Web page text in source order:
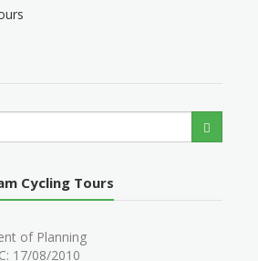
Search
Cycling Tours
of Planning
17/08/2010